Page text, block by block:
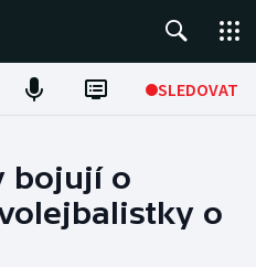
SLEDOVAT
bojují o
o